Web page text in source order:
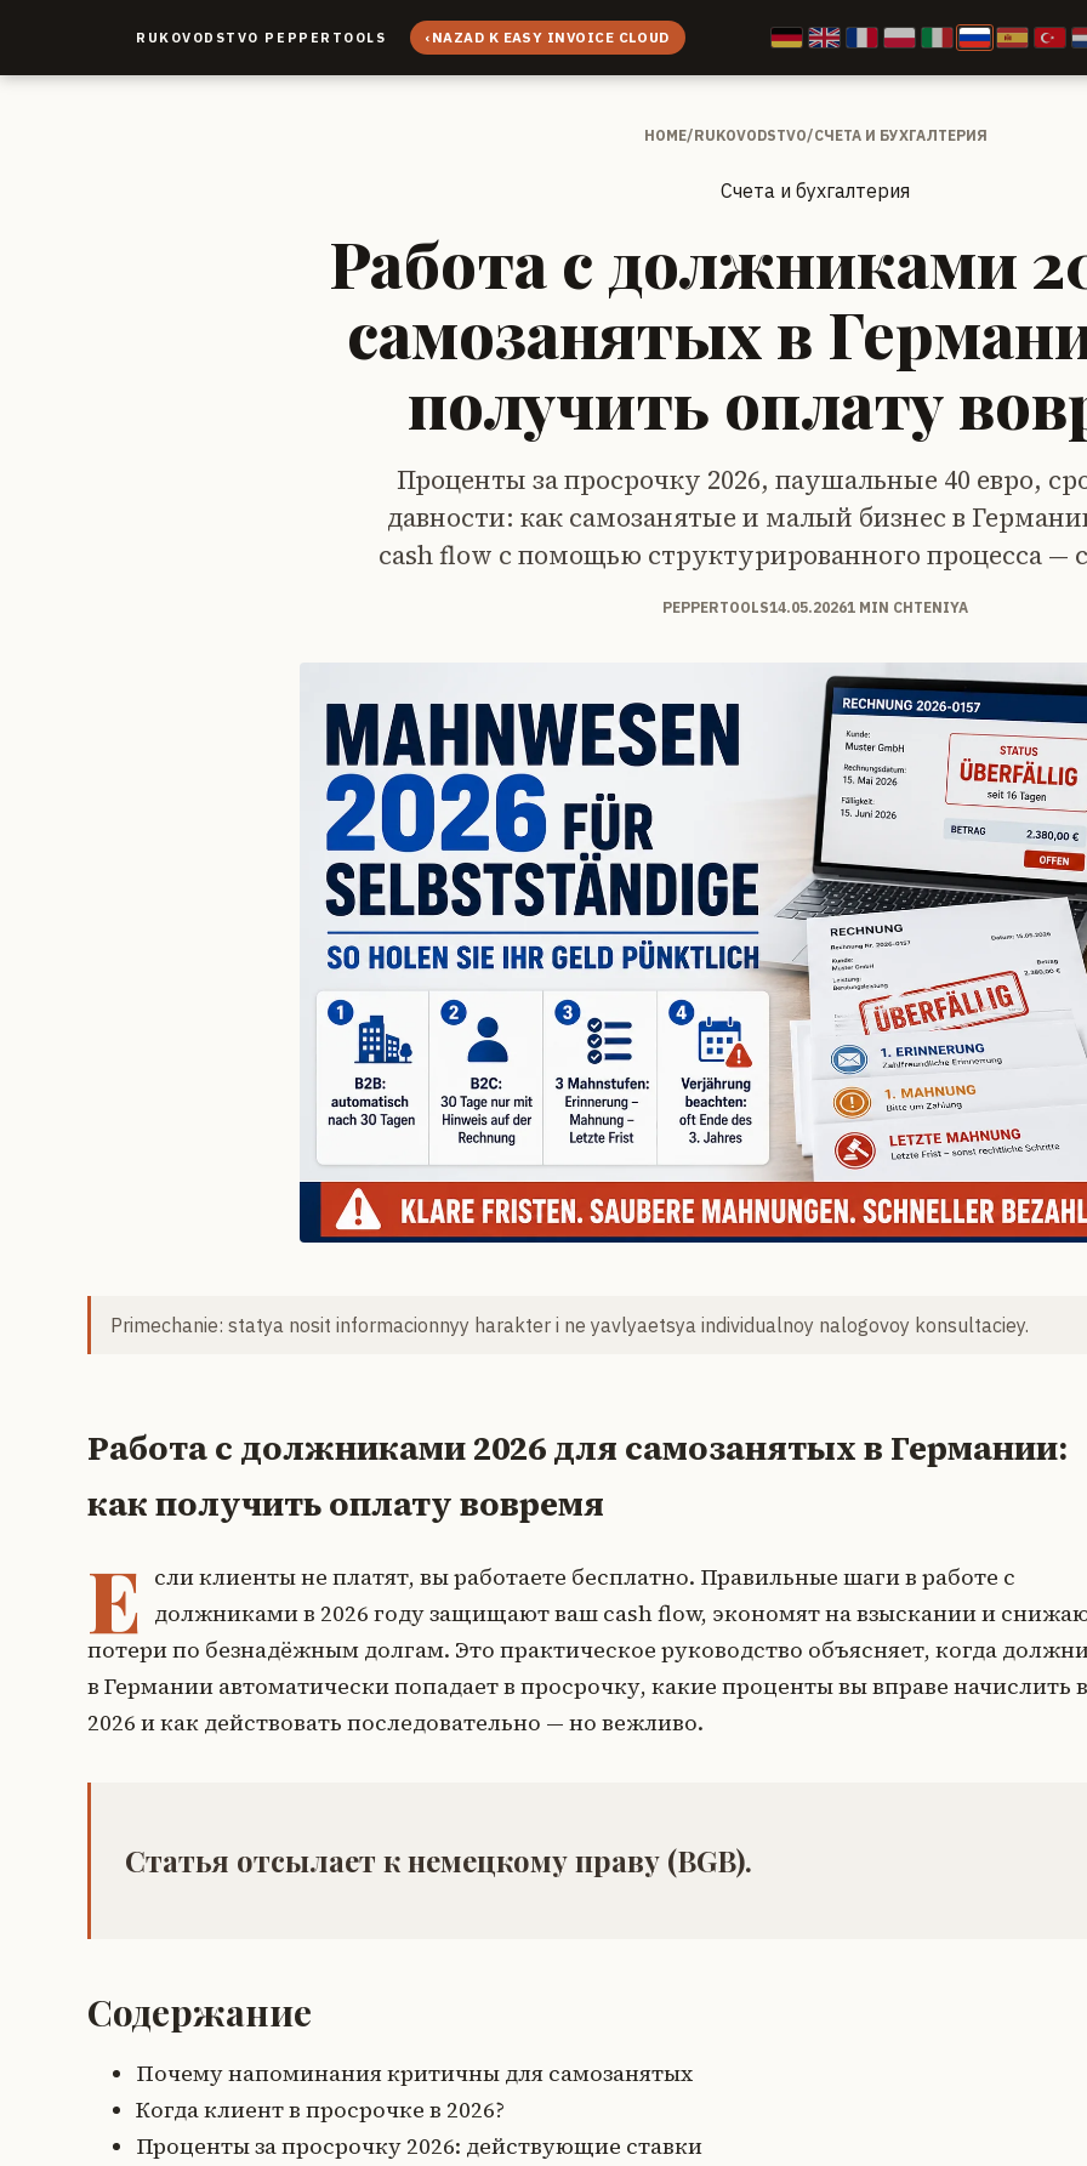
RUKOVODSTVO PEPPERTOOLS ‹ NAZAD K EASY INVOICE CLOUD
HOME/RUKOVODSTVO/СЧЕТА И БУХГАЛТЕРИЯ
Счета и бухгалтерия
Работа с должниками
самозанятых в
получить оплату
Проценты за просрочку 2026, паушальные 40 евро,
давности: как самозанятые и малый бизнес в
cash flow с помощью структурированного процесса —
PEPPERTOOLS14.05.20261 MIN CHTENIYA
Primechanie: statya nosit informacionnyy harakter i ne yavlyaetsya individualnoy nalogovoy konsultaciey.
Работа с должниками 2026 для самозанятых в Германии:
как получить оплату вовремя
Е сли клиенты не платят, вы работаете бесплатно. Правильные шаги в работе с
должниками в 2026 году защищают ваш cash flow, экономят на взыскании и
потери по безнадёжным долгам. Это практическое руководство объясняет, когда
в Германии автоматически попадает в просрочку, какие проценты вы вправе начислить в
2026 и как действовать последовательно — но вежливо.
Статья отсылает к немецкому праву (BGB).
Содержание
Почему напоминания критичны для самозанятых
Когда клиент в просрочке в 2026?
Проценты за просрочку 2026: действующие ставки